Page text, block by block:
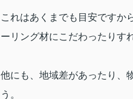
これはあくまでも目安ですか
ーリング材にこだわったりす
他にも、地域差があったり、
う。